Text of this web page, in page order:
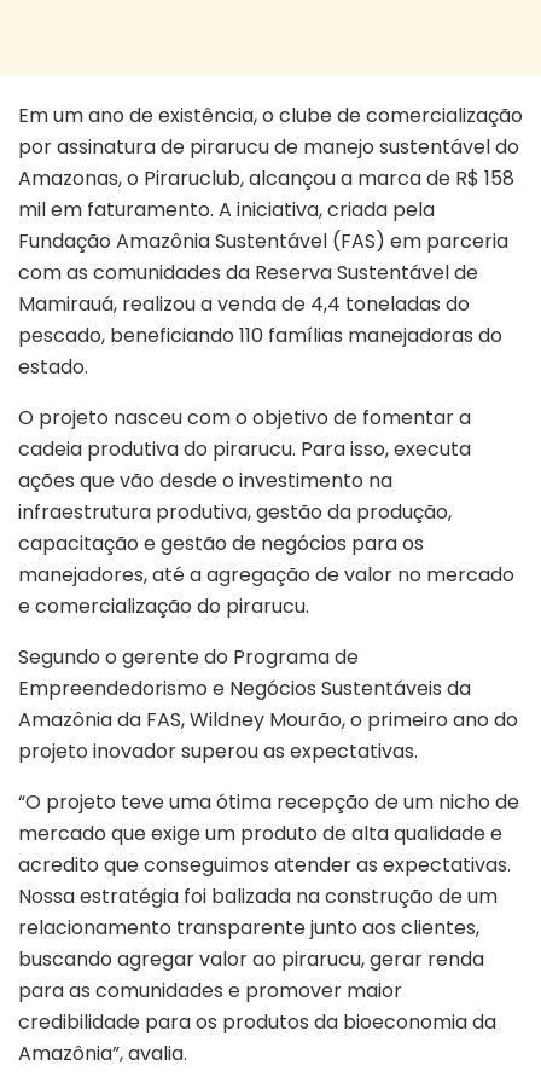
Em um ano de existência, o clube de comercialização
por assinatura de pirarucu de manejo sustentável do
Amazonas, o Piraruclub, alcançou a marca de R$ 158
mil em faturamento. A iniciativa, criada pela
Fundação Amazônia Sustentável (FAS) em parceria
com as comunidades da Reserva Sustentável de
Mamirauá, realizou a venda de 4,4 toneladas do
pescado, beneficiando 110 famílias manejadoras do
estado.
O projeto nasceu com o objetivo de fomentar a
cadeia produtiva do pirarucu. Para isso, executa
ações que vão desde o investimento na
infraestrutura produtiva, gestão da produção,
capacitação e gestão de negócios para os
manejadores, até a agregação de valor no mercado
e comercialização do pirarucu.
Segundo o gerente do Programa de
Empreendedorismo e Negócios Sustentáveis da
Amazônia da FAS, Wildney Mourão, o primeiro ano do
projeto inovador superou as expectativas.
“O projeto teve uma ótima recepção de um nicho de
mercado que exige um produto de alta qualidade e
acredito que conseguimos atender as expectativas.
Nossa estratégia foi balizada na construção de um
relacionamento transparente junto aos clientes,
buscando agregar valor ao pirarucu, gerar renda
para as comunidades e promover maior
credibilidade para os produtos da bioeconomia da
Amazônia”, avalia.